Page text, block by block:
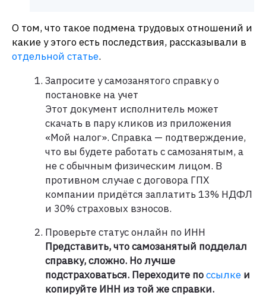
О том, что такое подмена трудовых отношений и
какие у этого есть последствия, рассказывали в
отдельной статье.
Запросите у самозанятого справку о
постановке на учет
Этот документ исполнитель может
скачать в пару кликов из приложения
«Мой налог». Справка — подтверждение,
что вы будете работать с самозанятым, а
не с обычным физическим лицом. В
противном случае с договора ГПХ
компании придётся заплатить 13% НДФЛ
и 30% страховых взносов.
Проверьте статус онлайн по ИНН
Представить, что самозанятый подделал
справку, сложно. Но лучше
подстраховаться. Переходите поссылке и
копируйте ИНН из той же справки.